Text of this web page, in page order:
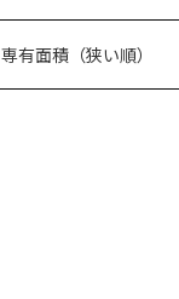
専有面積（狭い順）